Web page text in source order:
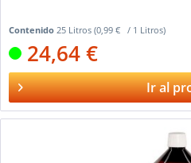
Contenido25 Litros(0,99 € / 1 Litros)
24,64 €
Ir al